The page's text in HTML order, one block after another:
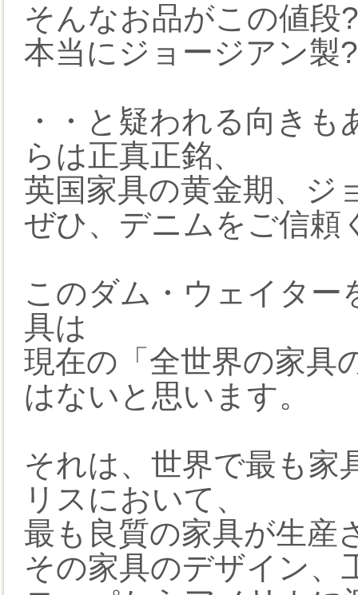
そんなお品がこの値段?
本当にジョージアン製?
・・と疑われる向き
らは正真正銘、
英国家具の黄金期、ジ
ぜひ、デニムをご信頼
このダム・ウェイター
具は
現在の「全世界の家具
はないと思います。
それは、世界で最も家
リスにおいて、
最も良質の家具が生産
その家具のデザイン、